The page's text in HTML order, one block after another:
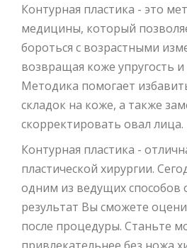
Контурная пластика - это
медицины, который
бороться с возрастными
возвращая коже упругость и
Методика помогает
складок на коже, а также
скорректировать овал лица.
Контурная пластика -
пластической хирургии.
одним из ведущих способов
результат Вы сможете
после процедуры. Станьте
привлекательнее без ножа